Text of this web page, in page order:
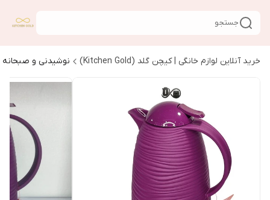
جستجو
خرید آنلاین لوازم خانگی | کیچن گلد (Kitchen Gold) نوشیدنی و صبحانه